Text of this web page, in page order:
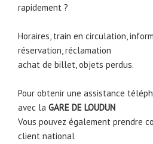
rapidement ?
Horaires, train en circulation,
réservation, réclamation
achat de billet, objets perdus.
Pour obtenir une assistance
avec la GARE DE LOUDUN
Vous pouvez également prendre
client national